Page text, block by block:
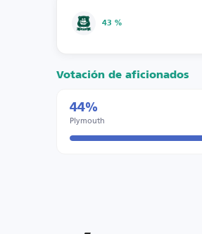
43 %
Votación de aficionados
44%
Plymouth